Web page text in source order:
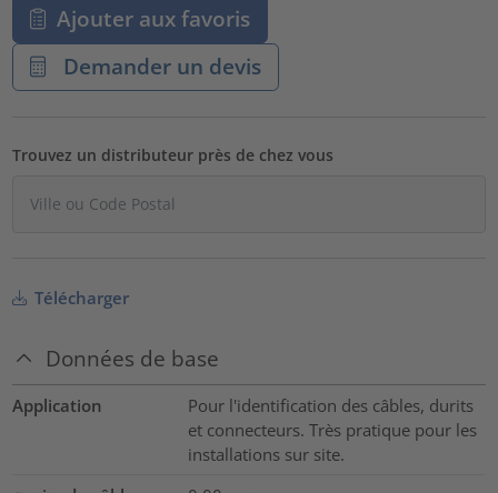
Ajouter aux favoris
Demander un devis
Trouvez un distributeur près de chez vous
Télécharger
Données de base
Application
Pour l'identification des câbles, durits
et connecteurs. Très pratique pour les
installations sur site.